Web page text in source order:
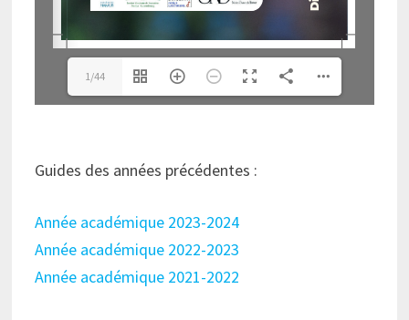
1/44
Guides des années précédentes :
Année académique 2023-2024
Année académique 2022-2023
Année académique 2021-2022